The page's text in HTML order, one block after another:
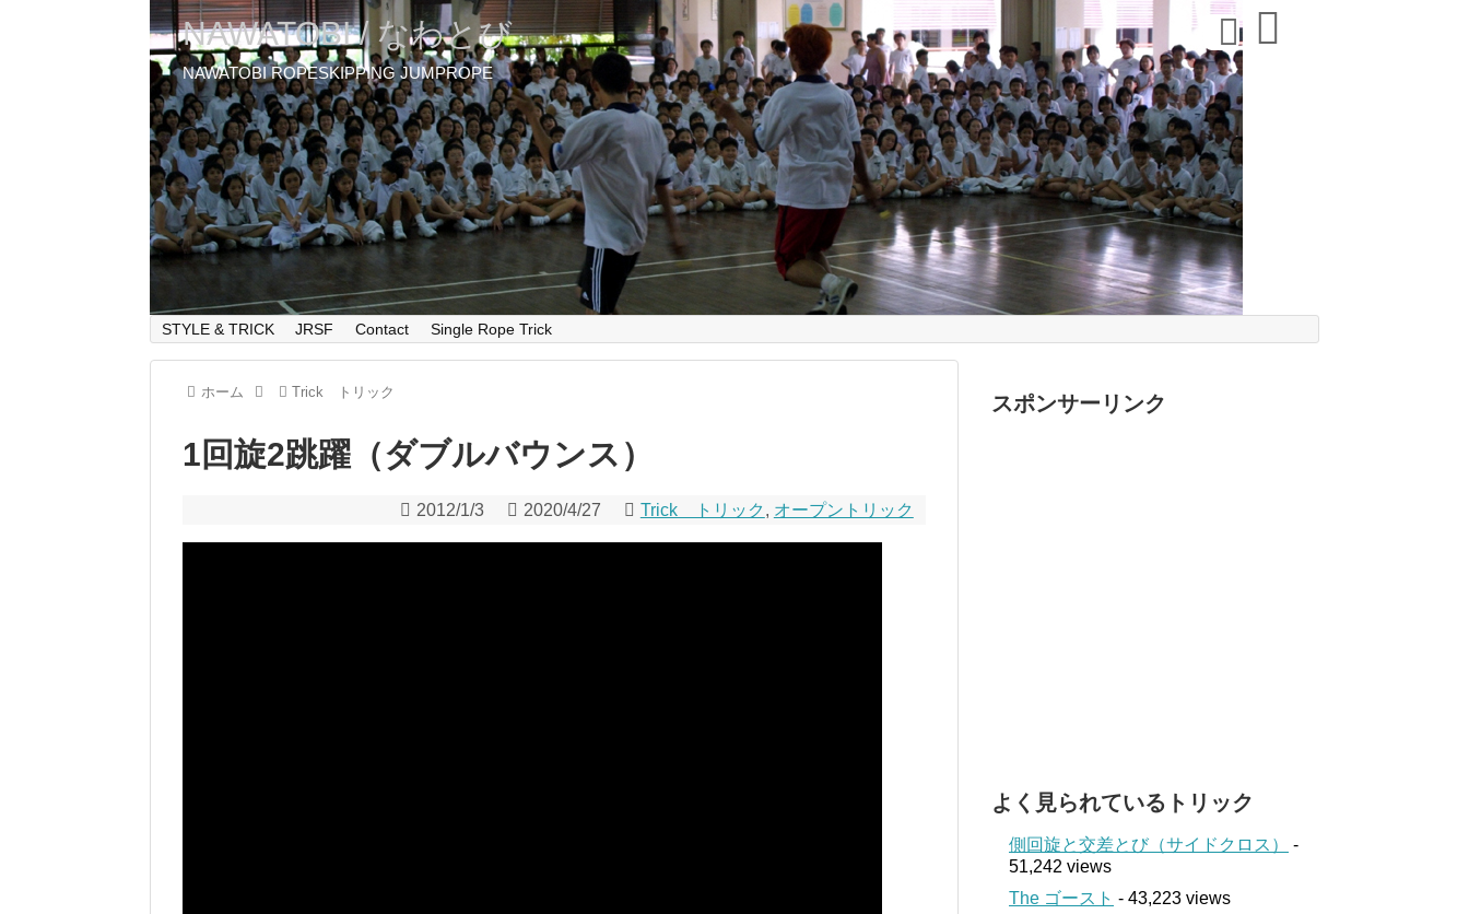
NAWATOBI / なわとび
NAWATOBI ROPESKIPPING JUMPROPE
STYLE & TRICK JRSF Contact Single Rope Trick
ホーム Trick トリック
1回旋2跳躍（ダブルバウンス）
2012/1/3 2020/4/27 Trick トリック , オープントリック
スポンサーリンク
よく見られているトリック
側回旋と交差とび（サイドクロス）
-
51,242 views
The ゴースト - 43,223 views